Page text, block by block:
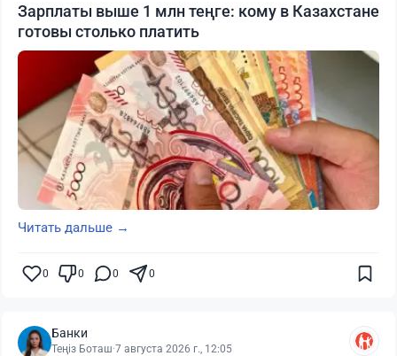
Зарплаты выше 1 млн теңге: кому в Казахстане
готовы столько платить
Читать дальше →
0 0 0 0
Банки
Теңіз Боташ·7 августа 2026 г., 12:05